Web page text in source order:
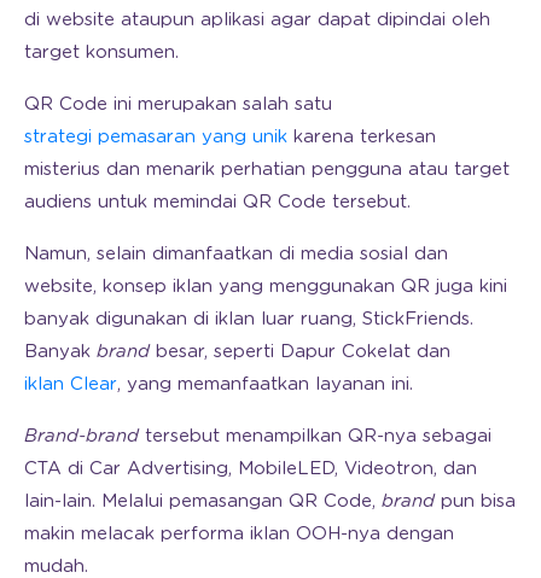
di website ataupun aplikasi agar dapat dipindai oleh
target konsumen.
QR Code ini merupakan salah satu
strategi pemasaran yang unik karena terkesan
misterius dan menarik perhatian pengguna atau target
audiens untuk memindai QR Code tersebut.
Namun, selain dimanfaatkan di media sosial dan
website, konsep iklan yang menggunakan QR juga kini
banyak digunakan di iklan luar ruang, StickFriends.
Banyak brandbesar, seperti Dapur Cokelat dan
iklan Clear, yang memanfaatkan layanan ini.
Brand-brandtersebut menampilkan QR-nya sebagai
CTA di Car Advertising, MobileLED, Videotron, dan
lain-lain. Melalui pemasangan QR Code, brandpun bisa
makin melacak performa iklan OOH-nya dengan
mudah.